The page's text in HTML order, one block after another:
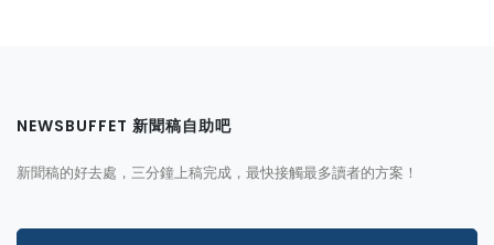
NEWSBUFFET 新聞稿自助吧
新聞稿的好去處，三分鐘上稿完成，最快接觸最多讀者的方案！